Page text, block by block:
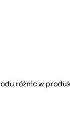
różnic w